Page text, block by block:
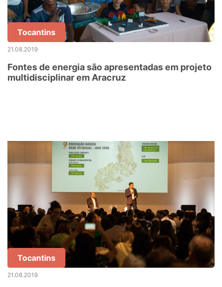
Tocantins
21.08.2019
Fontes de energia são apresentadas em projeto
multidisciplinar em Aracruz
Tocantins
21.08.2019